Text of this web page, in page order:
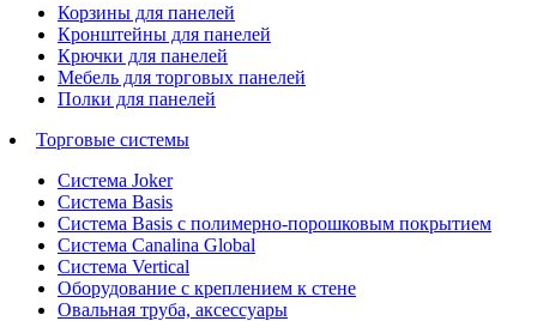
Корзины для панелей
Кронштейны для панелей
Крючки для панелей
Мебель для торговых панелей
Полки для панелей
Торговые системы
Система Joker
Система Basis
Система Basis с полимерно-порошковым покрытием
Система Canalina Global
Система Vertical
Оборудование с креплением к стене
Овальная труба, аксессуары